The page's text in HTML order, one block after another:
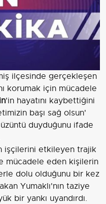
ilçesinde gerçekleşen
korumak için mücadele
'in hayatını kaybettiğini
başı sağ olsun'
duyduğunu ifade
işçilerini etkileyen trajik
mücadele eden kişilerin
dolu olduğunu bir kez
Yumaklı'nın taziye
bir yankı uyandırdı.